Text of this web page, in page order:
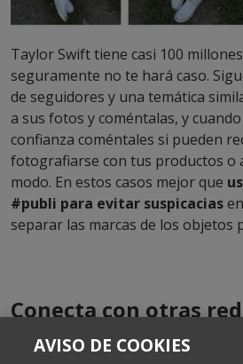
Taylor Swift tiene casi 100
seguramente no te hará caso.
de seguidores y una temática
a sus fotos y coméntalas, y
confianza coméntales si pueden
fotografiarse con tus productos o
modo. En estos casos mejor que
#publi para evitar suspicacias
separar las marcas de los objetos
Conecta con otras
AVISO DE COOKIES